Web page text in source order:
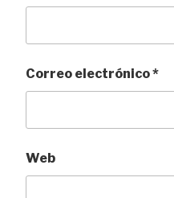
Correo electrónico*
Web